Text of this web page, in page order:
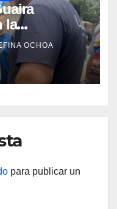
la
de
OCHOA
para publicar un